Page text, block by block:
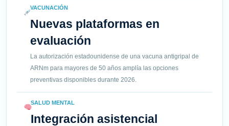
VACUNACIÓN
Nuevas plataformas en
evaluación
La autorización estadounidense de una vacuna antigripal de
ARNm para mayores de 50 años amplía las opciones
preventivas disponibles durante 2026.
SALUD MENTAL
Integración asistencial